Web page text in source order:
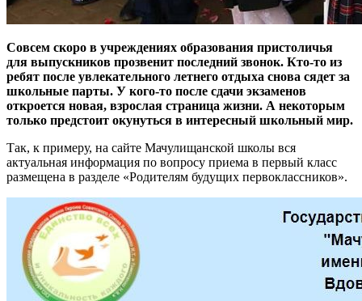
Совсем скоро в учреждениях образования пристоличья
для выпускников прозвенит последний звонок. Кто-то из
ребят после увлекательного летнего отдыха снова сядет за
школьные парты. У кого-то после сдачи экзаменов
откроется новая, взрослая страница жизни. А некоторым
только предстоит окунуться в интересный школьный мир.
Так, к примеру, на сайте Мачулищанской школы вся
актуальная информация по вопросу приема в первый класс
размещена в разделе «Родителям будущих первоклассников».